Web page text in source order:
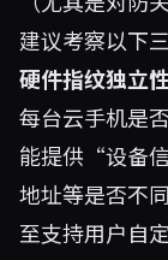
建议考察以下三
硬件指纹独立性
每台云手机是
能提供“设备
地址等是否不
至支持用户自